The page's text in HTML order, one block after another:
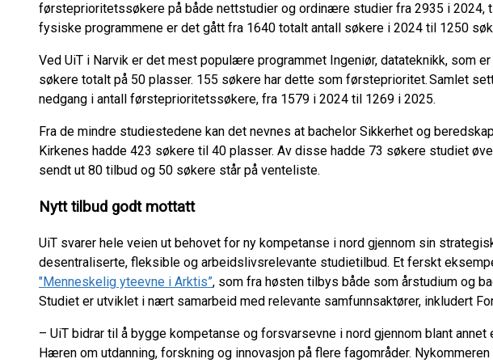
førsteprioritetssøkere på både nettstudier og ordinære studier fra 2935 i 2024,
fysiske programmene er det gått fra 1640 totalt antall søkere i 2024 til 1250
Ved UiT i Narvik er det mest populære programmet Ingeniør, datateknikk, som
søkere totalt på 50 plasser. 155 søkere har dette som førsteprioritet. Samlet
nedgang i antall førsteprioritetssøkere, fra 1579 i 2024 til 1269 i 2025.
Fra de mindre studiestedene kan det nevnes at bachelor Sikkerhet og
Kirkenes hadde 423 søkere til 40 plasser. Av disse hadde 73 søkere studiet
sendt ut 80 tilbud og 50 søkere står på venteliste.
Nytt tilbud godt mottatt
UiT svarer hele veien ut behovet for ny kompetanse i nord gjennom sin
desentraliserte, fleksible og arbeidslivsrelevante studietilbud. Et ferskt
"Menneskelig yteevne i Arktis”, som fra høsten tilbys både som årstudium og
Studiet er utviklet i nært samarbeid med relevante samfunnsaktører, inkludert
– UiT bidrar til å bygge kompetanse og forsvarsevne i nord gjennom blant annet
Hæren om utdanning, forskning og innovasjon på flere fagområder.